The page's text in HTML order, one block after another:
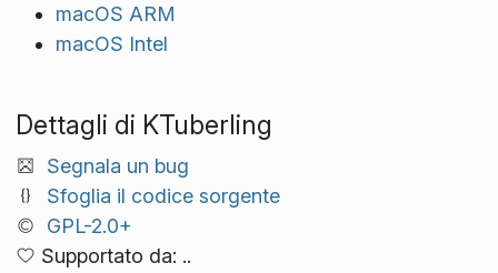
macOS ARM
macOS Intel
Dettagli di KTuberling
Segnala un bug
Sfoglia il codice sorgente
GPL-2.0+
Supportato da: ..